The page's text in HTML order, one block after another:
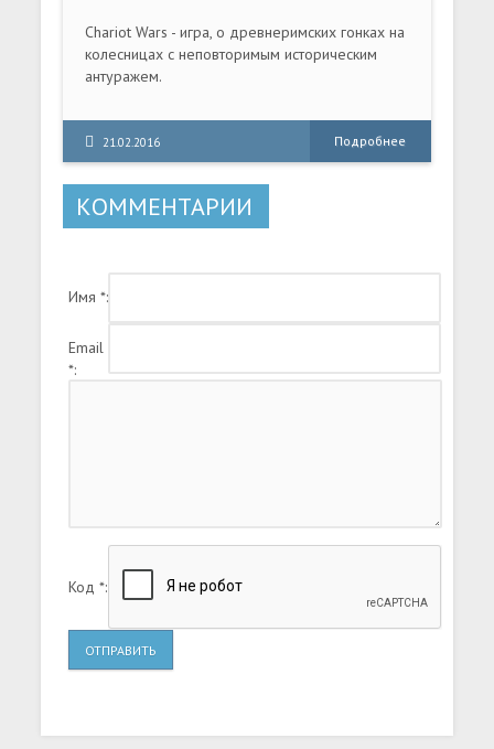
Chariot Wars - игра, о древнеримских гонках на
колесницах с неповторимым историческим
антуражем.
21.02.2016 Подробнее
КОММЕНТАРИИ
Имя *:
Email
*:
Код *:
ОТПРАВИТЬ